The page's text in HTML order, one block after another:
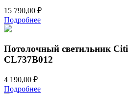
15 790,00 ₽
Подробнее
Потолочный светильник
CL737B012
4 190,00 ₽
Подробнее